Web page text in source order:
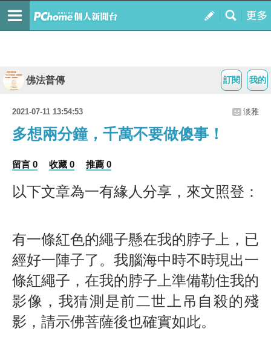
我的
訂閱
佛法普傳
2021-07-11 13:54:53 淡雅
多想兩分鐘，千萬不要做傻事！
留言 0 收藏 0 推薦 0
以下文章為一有緣人分享，來文照登：
有一條紅色的繩子懸在我的脖子上，已
經好一陣子了。我腦海中時不時現出一
條紅繩子，在我的脖子上準備勒住我的
影像，我猜測是前二世上吊自殺的殘
影，請示佛菩薩後也確實如此。